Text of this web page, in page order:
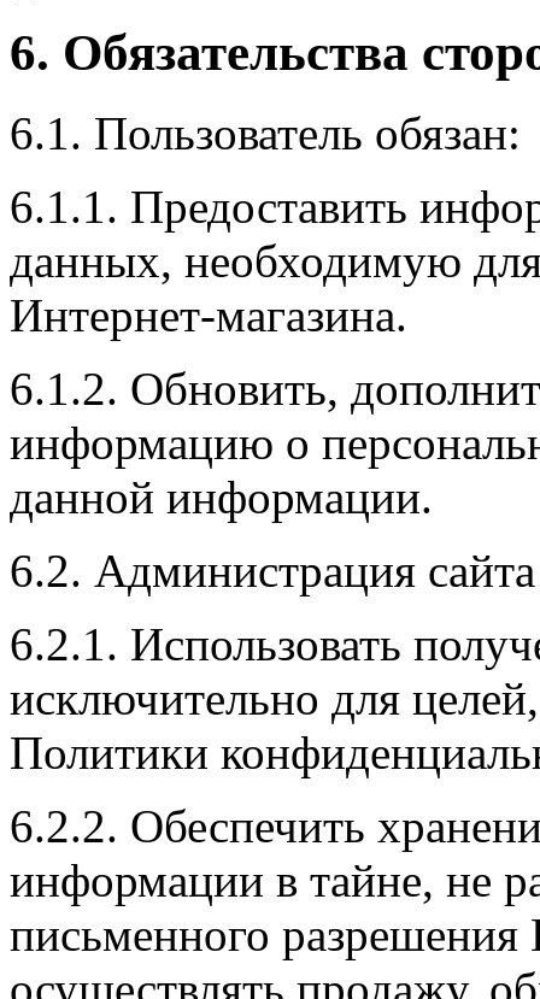
6. Обязательства
6.1. Пользователь обязан:
6.1.1. Предоставить
данных, необходимую
Интернет-магазина.
6.1.2. Обновить,
информацию о
данной информации.
6.2. Администрация
6.2.1. Использовать
исключительно для
Политики
6.2.2. Обеспечить
информации в тайне, не
письменного разрешения
осуществлять продажу,